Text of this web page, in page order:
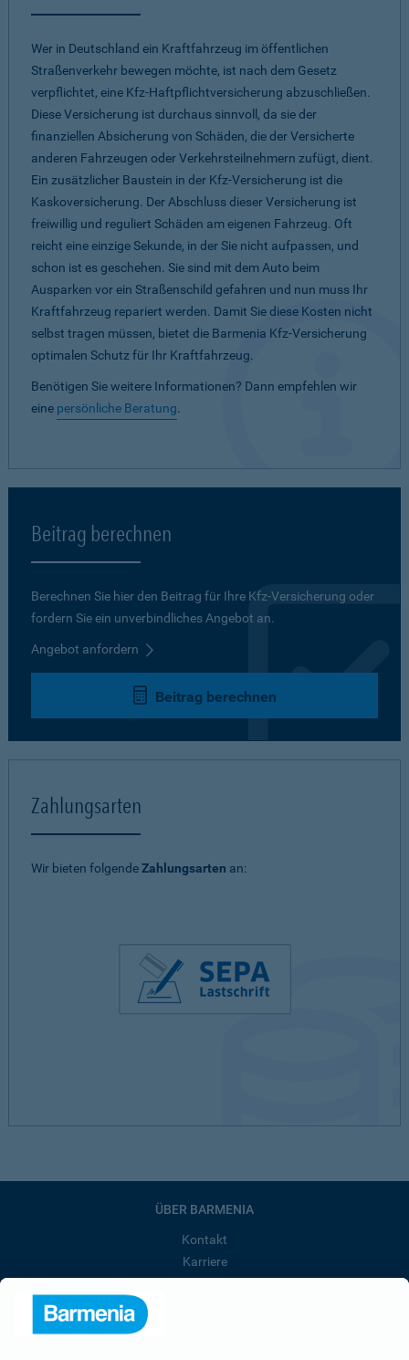
Wer in Deutschland ein Kraftfahrzeug im öffentlichen
Straßenverkehr bewegen möchte, ist nach dem Gesetz
verpflichtet, eine Kfz-Haftpflichtversicherung abzuschließen.
Diese Versicherung ist durchaus sinnvoll, da sie der
finanziellen Absicherung von Schäden, die der Versicherte
anderen Fahrzeugen oder Verkehrsteilnehmern zufügt, dient.
Ein zusätzlicher Baustein in der Kfz-Versicherung ist die
Kaskoversicherung. Der Abschluss dieser Versicherung ist
freiwillig und reguliert Schäden am eigenen Fahrzeug. Oft
reicht eine einzige Sekunde, in der Sie nicht aufpassen, und
schon ist es geschehen. Sie sind mit dem Auto beim
Ausparken vor ein Straßenschild gefahren und nun muss Ihr
Kraftfahrzeug repariert werden. Damit Sie diese Kosten nicht
selbst tragen müssen, bietet die Barmenia Kfz-Versicherung
optimalen Schutz für Ihr Kraftfahrzeug.
Benötigen Sie weitere Informationen? Dann empfehlen wir
eine persönliche Beratung.
Beitrag berechnen
Berechnen Sie hier den Beitrag für Ihre Kfz-Versicherung oder
fordern Sie ein unverbindliches Angebot an.
Angebot anfordern
Beitrag berechnen
Zahlungsarten
Wir bieten folgendeZahlungsarten an:
ÜBER BARMENIA
Kontakt
Karriere